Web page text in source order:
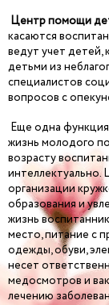
Центр помощи
касаются
ведут учет
детьми из
специалистов
вопросов с
Еще одна
жизнь молодого
возрасту
организации
образования и
жизнь
место, питание с
одежды, обуви,
несет
медосмотров и
лечению